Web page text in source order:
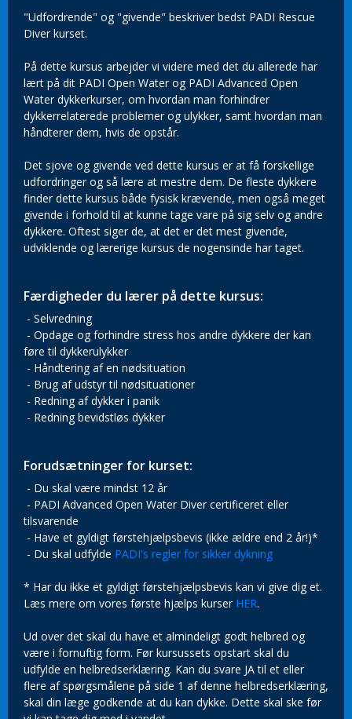
"Udfordrende" og "givende" beskriver bedst PADI Rescue
Diver kurset.
På dette kursus arbejder vi videre med det du allerede har
lært på dit PADI Open Water og PADI Advanced Open
Water dykkerkurser, om hvordan man forhindrer
dykkerrelaterede problemer og ulykker, samt hvordan man
håndterer dem, hvis de opstår.
Det sjove og givende ved dette kursus er at få forskellige
udfordringer og så lære at mestre dem. De fleste dykkere
finder dette kursus både fysisk krævende, men også meget
givende i forhold til at kunne tage vare på sig selv og andre
dykkere. Oftest siger de, at det er det mest givende,
udviklende og lærerige kursus de nogensinde har taget.
Færdigheder du lærer på dette kursus:
- Selvredning
- Opdage og forhindre stress hos andre dykkere der kan
føre til dykkerulykker
- Håndtering af en nødsituation
- Brug af udstyr til nødsituationer
- Redning af dykker i panik
- Redning bevidstløs dykker
Forudsætninger for kurset:
- Du skal være mindst 12 år
- PADI Advanced Open Water Diver certificeret eller
tilsvarende
- Have et gyldigt førstehjælpsbevis (ikke ældre end 2 år!)*
- Du skal udfylde PADI's regler for sikker dykning
* Har du ikke et gyldigt førstehjælpsbevis kan vi give dig et.
Læs mere om vores første hjælps kurser HER.
Ud over det skal du have et almindeligt godt helbred og
være i fornuftig form. Før kursussets opstart skal du
udfylde en helbredserklæring. Kan du svare JA til et eller
flere af spørgsmålene på side 1 af denne helbredserklæring,
skal din læge godkende at du kan dykke. Dette skal ske før